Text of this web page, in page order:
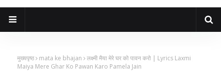
मुख्यपृष्ठ mata ke bhajan
लक्ष्मी मैया मेरे घर को पावन करो | Lyrics Laxmi
Maiya Mere Ghar Ko Pawan Karo Pamela Jain